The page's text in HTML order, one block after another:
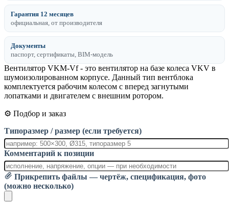
Гарантия 12 месяцев
официальная, от производителя
Документы
паспорт, сертификаты, BIM-модель
Вентилятор VKM-Vf - это вентилятор на базе колеса VKV в
шумоизолированном корпусе. Данный тип вентблока
комплектуется рабочим колесом с вперед загнутыми
лопатками и двигателем с внешним ротором.
⚙️ Подбор и заказ
Типоразмер / размер (если требуется)
Комментарий к позиции
Прикрепить файлы — чертёж, спецификация, фото
(можно несколько)